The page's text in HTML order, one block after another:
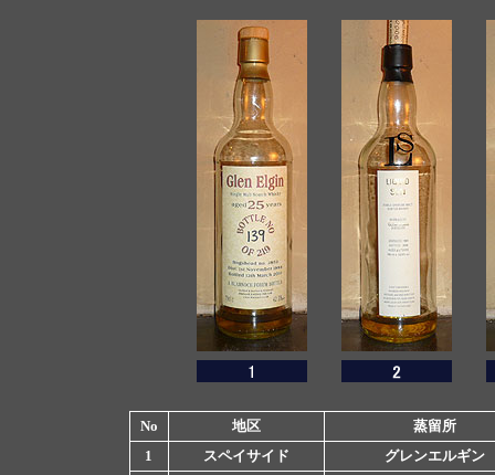
No 地区
蒸留所
1
スペイサイド
グレンエルギン